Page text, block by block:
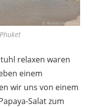
relaxen waren
einem
wir uns von einem
Salat zum